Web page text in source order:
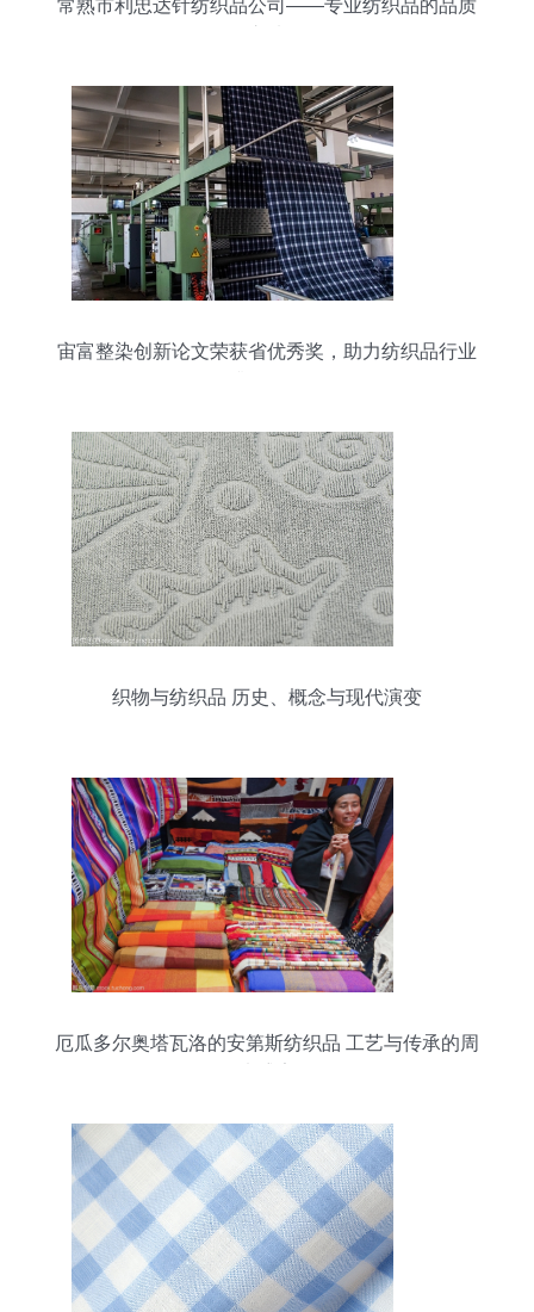
常熟市利忠达针纺织品公司——专业纺织品的品质
宙富整染创新论文荣获省优秀奖，助力纺织品行业
织物与纺织品 历史、概念与现代演变
厄瓜多尔奥塔瓦洛的安第斯纺织品 工艺与传承的周